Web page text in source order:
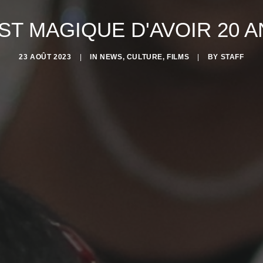
MAGIQUE D'AVOIR 20
23 AOÛT 2023 IN NEWS, CULTURE, FILMS BY STAFF